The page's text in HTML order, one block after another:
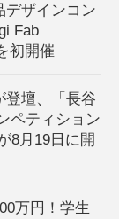
デザインコン
Fab
初開催
登壇、「長谷
ペティション
8月19日に開
万円！学生